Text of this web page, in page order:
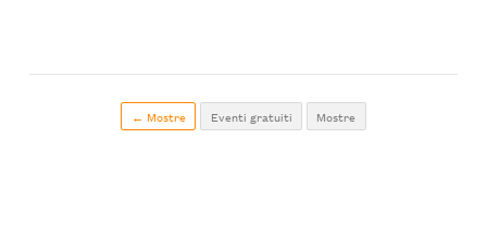
← Mostre Eventi gratuiti Mostre